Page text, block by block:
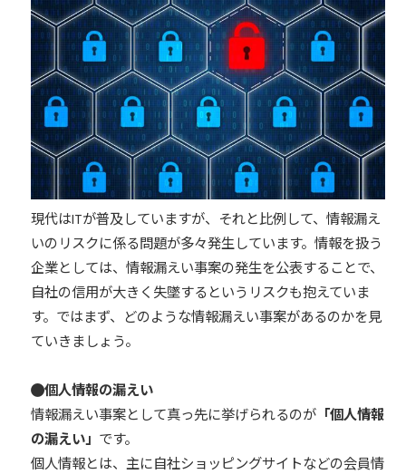
現代はITが普及していますが、それと比例して、情報漏え
いのリスクに係る問題が多々発生しています。情報を扱う
企業としては、情報漏えい事案の発生を公表することで、
自社の信用が大きく失墜するというリスクも抱えていま
す。ではまず、どのような情報漏えい事案があるのかを見
ていきましょう。
個人情報の漏えい
情報漏えい事案として真っ先に挙げられるのが「個人情報
の漏えい」 です。
個人情報とは、主に自社ショッピングサイトなどの会員情